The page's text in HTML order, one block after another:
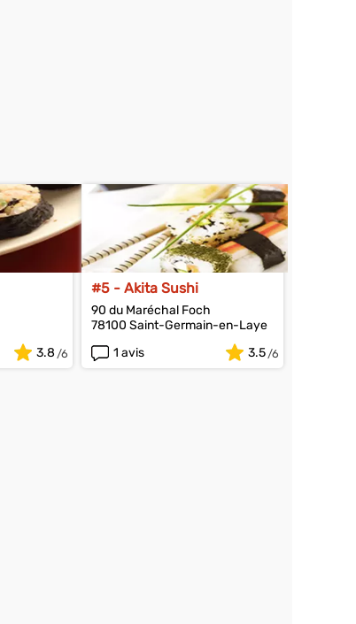
3.8
#5 - Akita Sushi
90 du Maréchal Foch
78100 Saint-Germain-en-Laye
1 avis
3.5